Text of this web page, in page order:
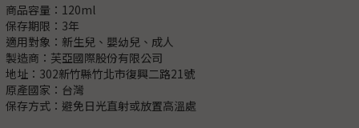
商品容量：120ml
保存期限：3年
適用對象：新生兒、嬰幼兒、成人
製造商：芙亞國際股份有限公司
地址：302新竹縣竹北市復興二路21號
原產國家：台灣
保存方式：避免日光直射或放置高溫處